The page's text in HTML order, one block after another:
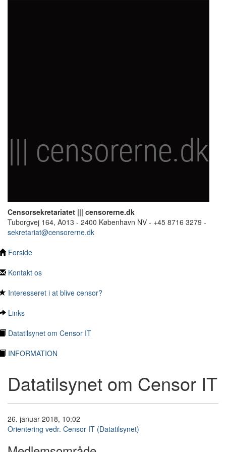
Censorsekretariatet ||| censorerne.dk
Tuborgvej 164, A013 - 2400 København NV - +45 8716 3279 -
sekretariat@censorerne.dk
Forside
Kontakt os
Interesseret i at blive censor?
Links
Datatilsynet om Censor IT
INFORMATION
Datatilsynet om Censor IT
26. januar 2018, 10:02
Orientering vedr. Censor IT (Datatilsynet)